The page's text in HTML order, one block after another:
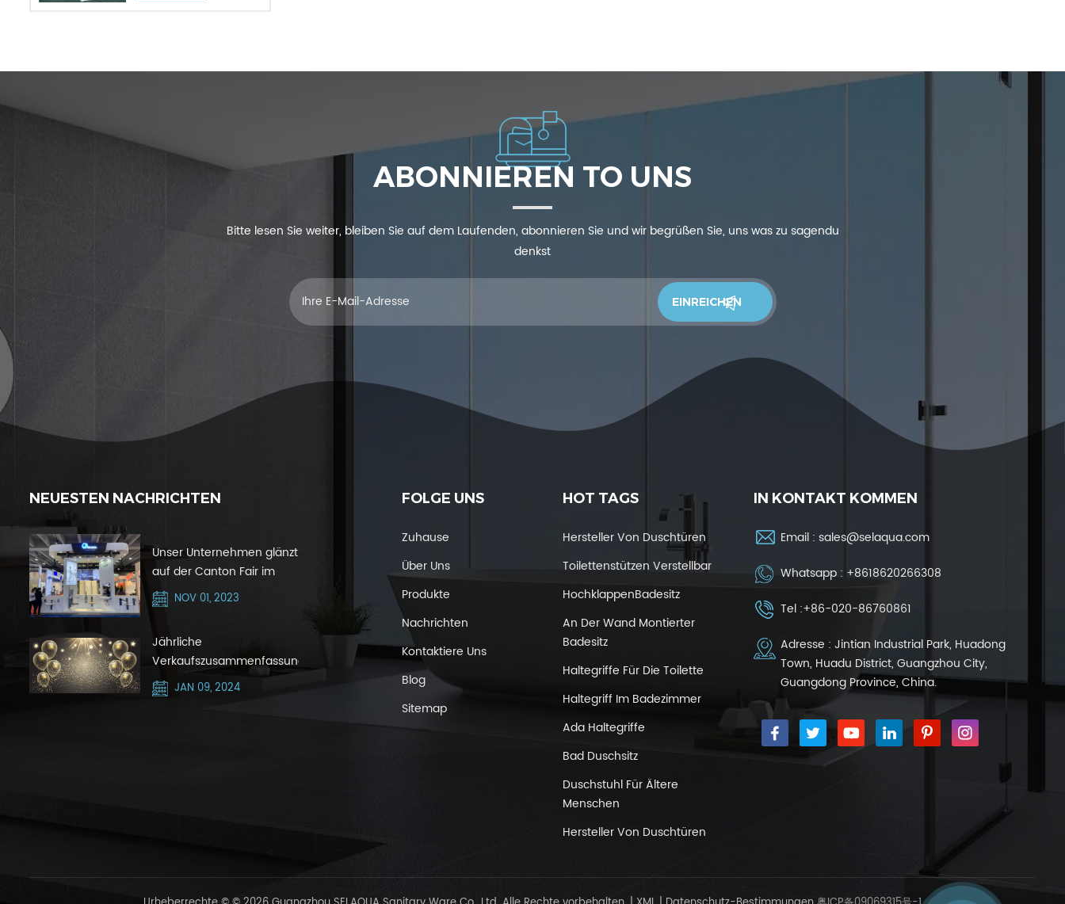
ABONNIEREN TO UNS
Bitte lesen Sie weiter, bleiben Sie auf dem Laufenden, abonnieren Sie und wir begrüßen Sie, uns was zu sagendu
denkst
NEUESTEN NACHRICHTEN
Unser Unternehmen glänzt
auf der Canton Fair im
Oktober 2023 mit Silver
Hair Zone
NOV 01, 2023
Jährliche
Verkaufszusammenfassungsnachrichten
JAN 09, 2024
FOLGE UNS
Zuhause
Über Uns
Produkte
Nachrichten
Kontaktiere Uns
Blog
Sitemap
HOT TAGS
Hersteller Von Duschtüren
Toilettenstützen Verstellbar
HochklappenBadesitz
An Der Wand Montierter
Badesitz
Haltegriffe Für Die Toilette
Haltegriff Im Badezimmer
Ada Haltegriffe
Bad Duschsitz
Duschstuhl Für Ältere
Menschen
Hersteller Von Duschtüren
IN KONTAKT KOMMEN
Email :sales@selaqua.com
Whatsapp : +8618620266308
Tel :+86-020-86760861
Adresse : Jintian Industrial Park, Huadong
Town, Huadu District, Guangzhou City,
Guangdong Province, China.